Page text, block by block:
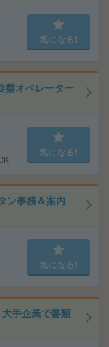
気になる!
盤オペレーター
気になる!
ン事務＆案内
気になる!
手企業で書類